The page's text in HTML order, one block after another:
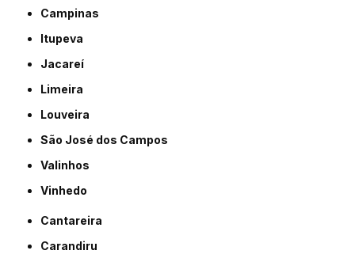
Campinas
Itupeva
Jacareí
Limeira
Louveira
São José dos Campos
Valinhos
Vinhedo
Cantareira
Carandiru